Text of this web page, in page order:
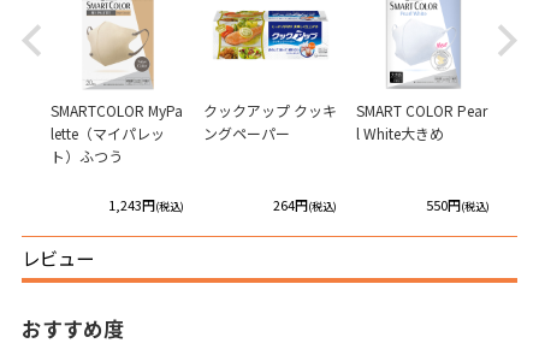
Previous
SMARTCOLOR MyPa
lette（マイパレッ
ト）ふつう
1,243円(税込)
クックアップ クッキ
ングペーパー
264円(税込)
SMART COLOR Pear
l White大きめ
550円(税込)
Next
レビュー
おすすめ度